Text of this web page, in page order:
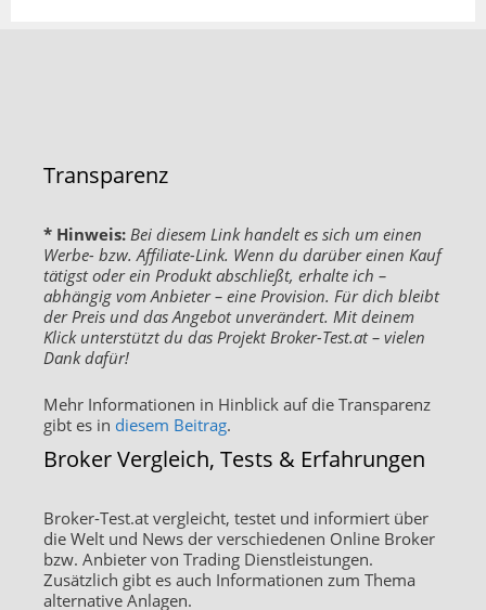
Transparenz
* Hinweis: Bei diesem Link handelt es sich um einen
Werbe- bzw. Affiliate-Link. Wenn du darüber einen Kauf
tätigst oder ein Produkt abschließt, erhalte ich –
abhängig vom Anbieter – eine Provision. Für dich bleibt
der Preis und das Angebot unverändert. Mit deinem
Klick unterstützt du das Projekt Broker-Test.at – vielen
Dank dafür!
Mehr Informationen in Hinblick auf die Transparenz
gibt es in diesem Beitrag.
Broker Vergleich, Tests & Erfahrungen
Broker-Test.at vergleicht, testet und informiert über
die Welt und News der verschiedenen Online Broker
bzw. Anbieter von Trading Dienstleistungen.
Zusätzlich gibt es auch Informationen zum Thema
alternative Anlagen.